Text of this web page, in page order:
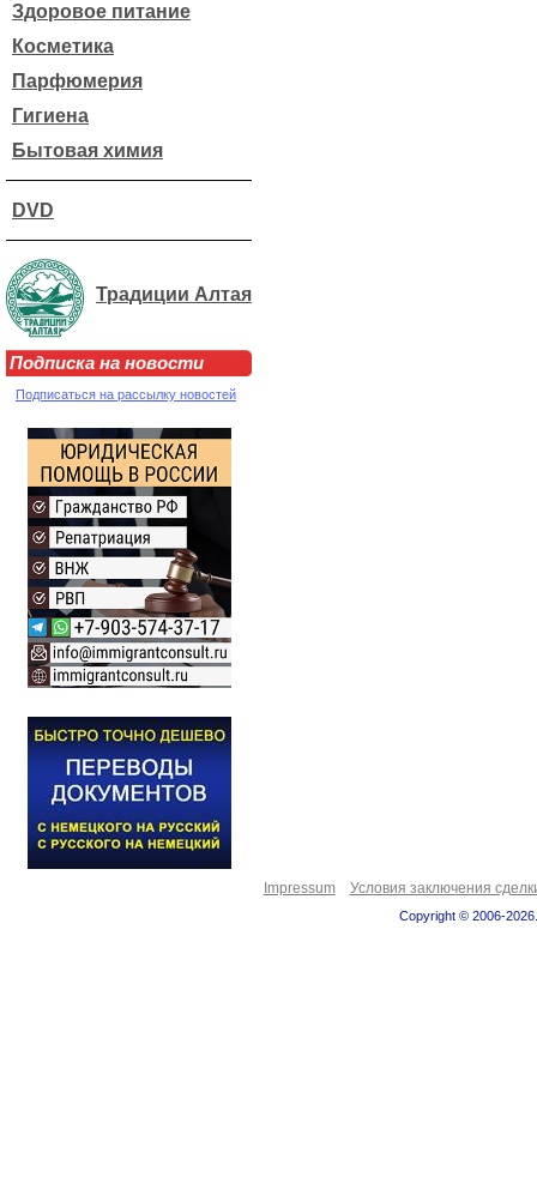
Здоровое питание
Косметика
Парфюмерия
Гигиена
Бытовая химия
DVD
Традиции Алтая
Подписка на новости
Подписаться на рассылку новостей
Impressum Условия заключения
Copyright © 2006-